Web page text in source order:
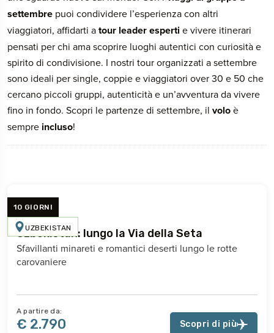
settembre puoi condividere l’esperienza con altri
viaggiatori, affidarti atour leader espertie vivere itinerari
pensati per chi ama scoprire luoghi autentici con curiosità e
spirito di condivisione. I nostri tour organizzati a settembre
sono ideali per single, coppie e viaggiatori over 30 e 50 che
cercano piccoli gruppi, autenticità e un’avventura da vivere
fino in fondo. Scopri le partenze di settembre, il voloè
sempre incluso!
10 GIORNI
UZBEKISTAN
Uzbekistan: lungo la Via della Seta
Sfavillanti minareti e romantici deserti lungo le rotte
carovaniere
A partire da:
€ 2.790 Scopri di più